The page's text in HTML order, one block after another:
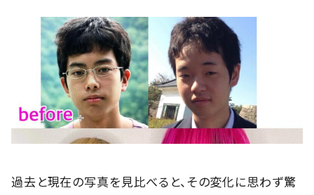
過去と現在の写真を見比べると、その変化に思わず驚